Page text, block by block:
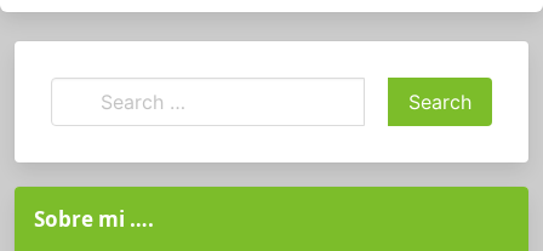
Sobre mi ….